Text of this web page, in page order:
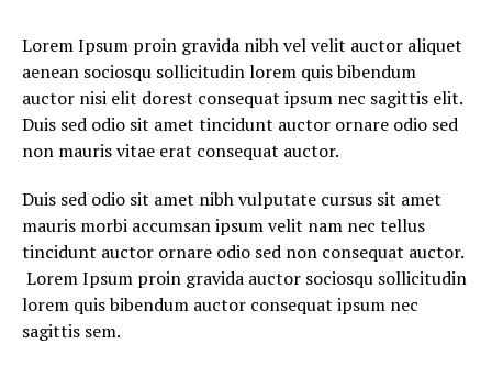
Lorem Ipsum proin gravida nibh vel velit auctor aliquet
aenean sociosqu sollicitudin lorem quis bibendum
auctor nisi elit dorest consequat ipsum nec sagittis elit.
Duis sed odio sit amet tincidunt auctor ornare odio sed
non mauris vitae erat consequat auctor.
Duis sed odio sit amet nibh vulputate cursus sit amet
mauris morbi accumsan ipsum velit nam nec tellus
tincidunt auctor ornare odio sed non consequat auctor.
Lorem Ipsum proin gravida auctor sociosqu sollicitudin
lorem quis bibendum auctor consequat ipsum nec
sagittis sem.